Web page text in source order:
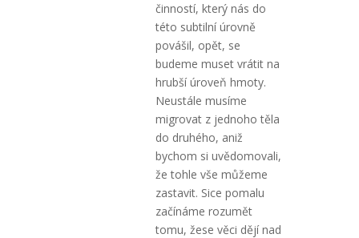
činností, který nás do
této subtilní úrovně
povášil, opět, se
budeme muset vrátit na
hrubší úroveň hmoty.
Neustále musíme
migrovat z jednoho těla
do druhého, aniž
bychom si uvědomovali,
že tohle vše můžeme
zastavit. Sice pomalu
začínáme rozumět
tomu, žese věci dějí nad